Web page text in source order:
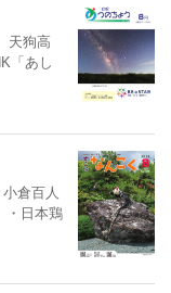
天狗高
「あし
倉百人
・日本鶏